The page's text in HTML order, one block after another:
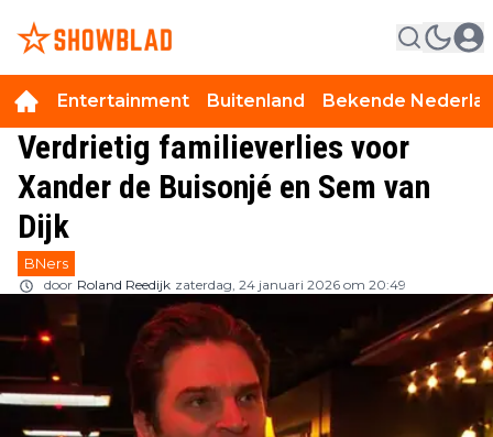
Entertainment Buitenland Bekende
Verdrietig familieverlies voor
Xander de Buisonjé en Sem van
Dijk
BNers
door Roland Reedijk zaterdag, 24 januari 2026 om 20:49